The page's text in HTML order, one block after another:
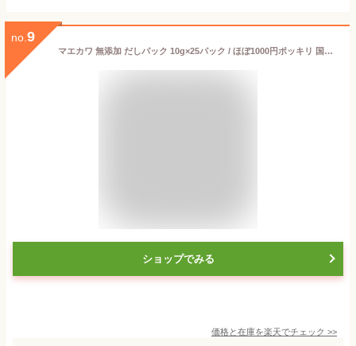
no. 9
マエカワ 無添加 だしパック 10g×25パック / ほぼ1000円ポッキリ 国産 マエカワテイスト 天然だしパック 特撰 まえか和 赤ちゃん ベビーフード 離乳食 無塩 だし 和風だし 万能調味料 天然だし 鰹 昆布 椎茸 和風料理 完全無添加 国産 天然 出汁パック 送料無料
ショップでみる
価格と在庫を楽天でチェック >>